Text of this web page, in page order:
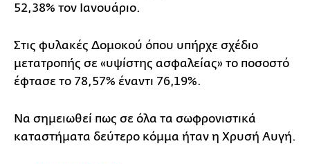
52,38% τον Ιανουάριο.
Στις φυλακές Δομοκού όπου υπήρχε σχέδιο
μετατροπής σε «υψίστης ασφαλείας» το ποσοστό
έφτασε το 78,57% έναντι 76,19%.
Να σημειωθεί πως σε όλα τα σωφρονιστικά
καταστήματα δεύτερο κόμμα ήταν η Χρυσή Αυγή.